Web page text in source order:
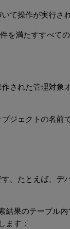
て操作が実行さ
を満たすすべて
された管理対象
ジェクトの名前で
。たとえば、デ
結果のテーブル
ます：